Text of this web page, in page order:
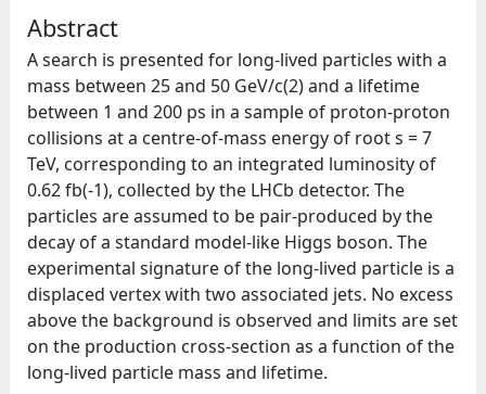
Abstract
A search is presented for long-lived particles with a
mass between 25 and 50 GeV/c(2) and a lifetime
between 1 and 200 ps in a sample of proton-proton
collisions at a centre-of-mass energy of root s = 7
TeV, corresponding to an integrated luminosity of
0.62 fb(-1), collected by the LHCb detector. The
particles are assumed to be pair-produced by the
decay of a standard model-like Higgs boson. The
experimental signature of the long-lived particle is a
displaced vertex with two associated jets. No excess
above the background is observed and limits are set
on the production cross-section as a function of the
long-lived particle mass and lifetime.